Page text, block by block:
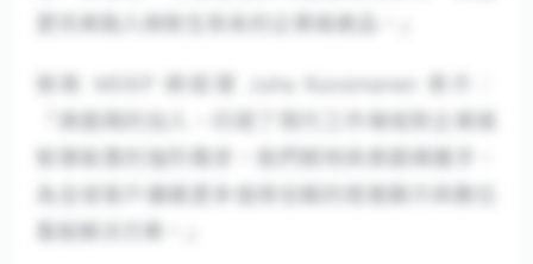
更完美融入微軟生態系的企業級產品。」
微軟 MDEP 總經理 Juha Kuosmanen 表示：
「奧圖碼的加入，印證了現代工作場域對企業級
智慧裝置的強烈需求。我們期待與奧圖碼攜手，
為全球客戶擴展更多值得信賴的視覺顯示與數位
看板解決方案。」